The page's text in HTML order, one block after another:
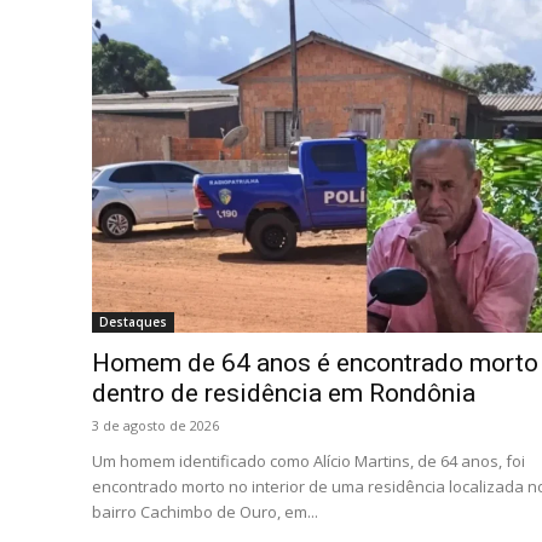
Destaques
Homem de 64 anos é encontrado morto
dentro de residência em Rondônia
3 de agosto de 2026
Um homem identificado como Alício Martins, de 64 anos, foi
encontrado morto no interior de uma residência localizada
bairro Cachimbo de Ouro, em...